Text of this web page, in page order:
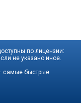
по лицензии:
не указано иное.
самые быстрые